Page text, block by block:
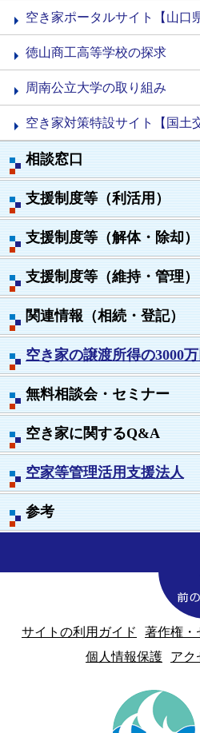
相談窓口
支援制度等（利活用）
支援制度等（解体・除却）
支援制度等（維持・管理）
関連情報（相続・登記）
空き家の譲渡所得の3000
無料相談会・セミナー
空き家に関するQ&A
空家等管理活用支援法人
参考
空き家ポータルサイト【山口
徳山商工高等学校の探求
周南公立大学の取り組み
空き家対策特設サイト【国土
サイトの利用ガイド
著作権・
個人情報保護
アク